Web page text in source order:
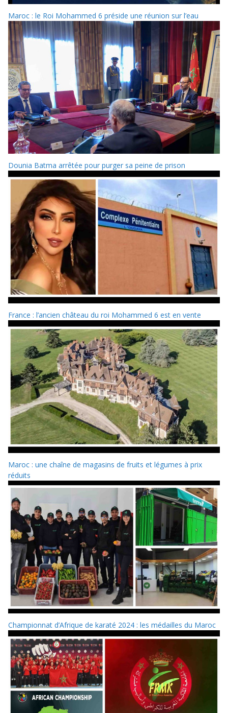
Maroc : le Roi Mohammed 6 préside une réunion sur l’eau
Dounia Batma arrêtée pour purger sa peine de prison
France : l’ancien château du roi Mohammed 6 est en vente
Maroc : une chaîne de magasins de fruits et légumes à prix
réduits
Championnat d’Afrique de karaté 2024 : les médailles du Maroc